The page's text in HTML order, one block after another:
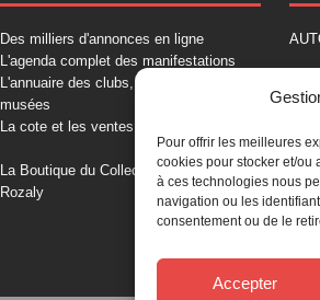
Pour offrir les meilleures
cookies pour stocker et/ou
à ces technologies nous
navigation ou les
consentement ou de le
Accepter
Des milliers d'annonces en ligne
L'agenda complet des manifestations
L'annuaire des clubs, professionnels,
musées
La cote et les ventes aux enchères
La Boutique du Collectionneur
Rozaly
Fax: